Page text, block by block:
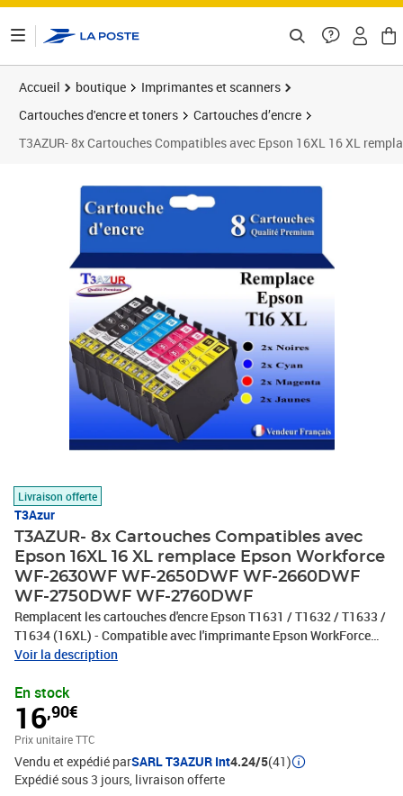
Accueil boutique
Imprimantes et scanners
Cartouches d'encre et toners
Cartouches d’encre
T3AZUR- 8x Cartouches Compatibles avec Epson 16XL 16 XL
Livraison offerte
T3Azur
T3AZUR- 8x Cartouches Compatibles avec
Epson 16XL 16 XL remplace Epson Workforce
WF-2630WF WF-2650DWF WF-2660DWF
WF-2750DWF WF-2760DWF
Remplacent les cartouches d'encre Epson T1631 / T1632 / T1633 /
T1634 (16XL) - Compatible avec l'imprimante Epson WorkForce
WF-2010, WF-2010W, WF-2510, WF-2510WF, WF-2520, WF-
2630WF, WF-2650DWF, WF-2660, WF-2660, WF-2660DWF, WF-
2750DWF, WF-2760DWF - Ce lot comprend: 2 Noires (17ml) + 2
Cyan (11,6ml) + 2 Magenta (11,6ml) + 2 Jaunes (11,6ml) avec un
rendement de 5% , repondent à toutes les normes européennes ISO
9001/14001, STMC, CE, ROHS - 100% Compatible - Encre de haute
qualité qui garantie une excellence qualité d'impression - Marque
Voir la description
En stock
16,90€
Prix unitaire TTC
Vendu et expédié parSARL T3AZUR Int4.24/5(41)
Expédié sous 3 jours livraison offerte